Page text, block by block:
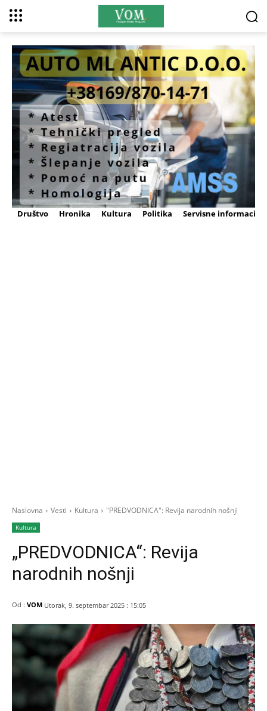
Društvo Hronika Kultura Politika Servisne informacije
Naslovna Vesti Kultura "PREDVODNICA": Revija narodnih nošnji
Kultura
„PREDVODNICA“: Revija
narodnih nošnji
Od : VOM Utorak, 9. septembar 2025 : 15:05